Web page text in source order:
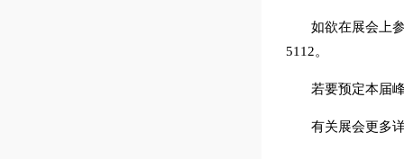
如欲在展会上
5112。
若要预定本届
有关展会更多